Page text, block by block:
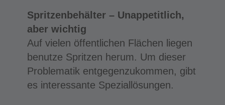
Spritzenbehälter – Unappetitlich,
aber wichtig
Auf vielen öffentlichen Flächen liegen
benutze Spritzen herum. Um dieser
Problematik entgegenzukommen, gibt
es interessante Speziallösungen.